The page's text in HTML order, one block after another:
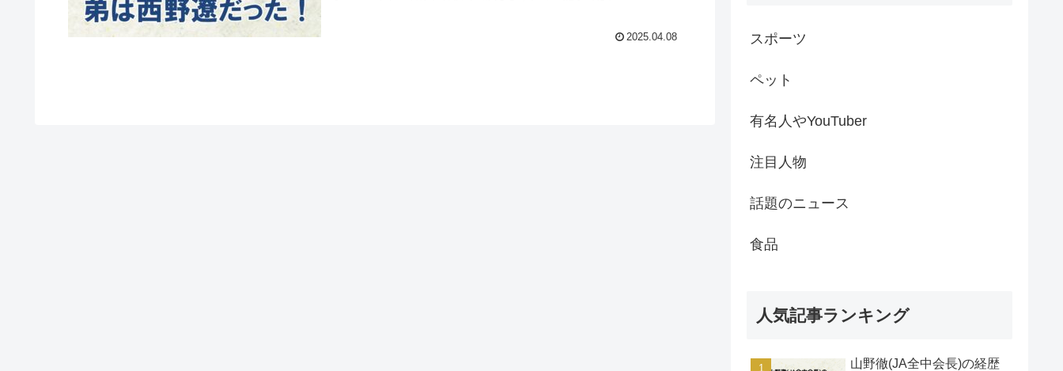
2025.04.08 スポーツ
ペット
有名人やYouTuber
注目人物
話題のニュース
食品
人気記事ランキング
山野徹(JA全中会長)の経歴